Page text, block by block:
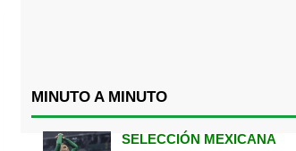
MINUTO A MINUTO
SELECCIÓN MEXICANA